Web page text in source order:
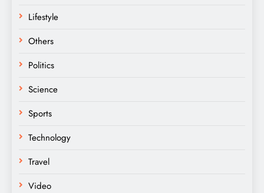
Lifestyle
Others
Politics
Science
Sports
Technology
Travel
Video